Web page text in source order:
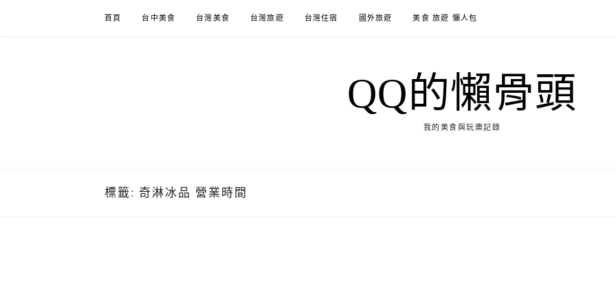
首頁 台中美食 台灣美食 台灣旅遊 台灣住宿 國外旅遊 美食 旅遊 懶人包
QQ的懶骨頭
我的美食與玩樂記錄
標籤: 奇淋冰品 營業時間